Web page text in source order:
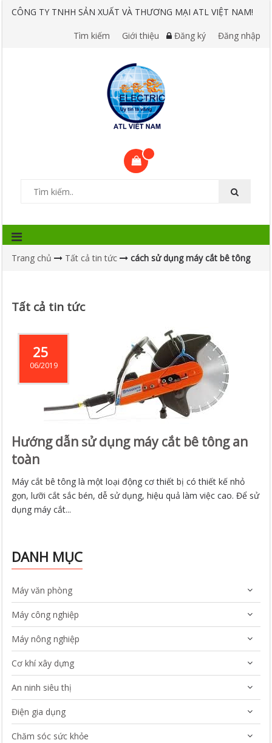
CÔNG TY TNHH SẢN XUẤT VÀ THƯƠNG MẠI ATL VIỆT NAM!
Tìm kiếm Giới thiệu Đăng ký Đăng nhập
Trang chủ Tất cả tin tức cách sử dụng máy cắt bê tông
Tất cả tin tức
25
06/2019
Hướng dẫn sử dụng máy cắt bê tông an
toàn
Máy cắt bê tông là một loại động cơ thiết bị có thiết kế nhỏ
gọn, lưỡi cắt sắc bén, dễ sử dụng, hiệu quả làm việc cao. Để sử
dụng máy cắt...
DANH MỤC
Máy văn phòng
Máy công nghiệp
Máy nông nghiệp
Cơ khí xây dựng
An ninh siêu thị
Điện gia dụng
Chăm sóc sức khỏe